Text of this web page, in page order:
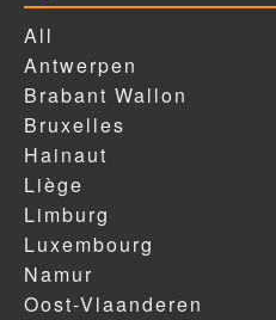
All
Antwerpen
Brabant Wallon
Bruxelles
Hainaut
Liège
Limburg
Luxembourg
Namur
Oost-Vlaanderen